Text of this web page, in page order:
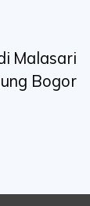
Malasari
Bogor